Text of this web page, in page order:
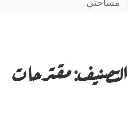
التصنيف:مقترحات